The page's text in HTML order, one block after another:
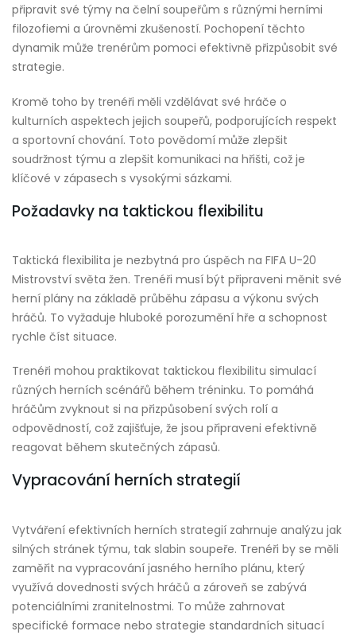
připravit své týmy na čelní soupeřům s různými herními
filozofiemi a úrovněmi zkušeností. Pochopení těchto
dynamik může trenérům pomoci efektivně přizpůsobit své
strategie.
Kromě toho by trenéři měli vzdělávat své hráče o
kulturních aspektech jejich soupeřů, podporujících respekt
a sportovní chování. Toto povědomí může zlepšit
soudržnost týmu a zlepšit komunikaci na hřišti, což je
klíčové v zápasech s vysokými sázkami.
Požadavky na taktickou flexibilitu
Taktická flexibilita je nezbytná pro úspěch na FIFA U-20
Mistrovství světa žen. Trenéři musí být připraveni měnit své
herní plány na základě průběhu zápasu a výkonu svých
hráčů. To vyžaduje hluboké porozumění hře a schopnost
rychle číst situace.
Trenéři mohou praktikovat taktickou flexibilitu simulací
různých herních scénářů během tréninku. To pomáhá
hráčům zvyknout si na přizpůsobení svých rolí a
odpovědností, což zajišťuje, že jsou připraveni efektivně
reagovat během skutečných zápasů.
Vypracování herních strategií
Vytváření efektivních herních strategií zahrnuje analýzu jak
silných stránek týmu, tak slabin soupeře. Trenéři by se měli
zaměřit na vypracování jasného herního plánu, který
využívá dovednosti svých hráčů a zároveň se zabývá
potenciálními zranitelnostmi. To může zahrnovat
specifické formace nebo strategie standardních situací